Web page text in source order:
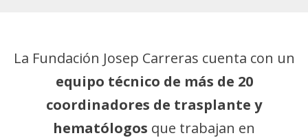
La Fundación Josep Carreras cuenta con un
equipo técnico de más de 20
coordinadores de trasplante y
hematólogos que trabajan en